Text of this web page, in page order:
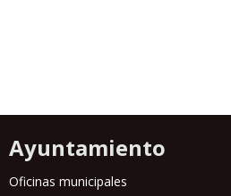
Ayuntamiento
Oficinas municipales